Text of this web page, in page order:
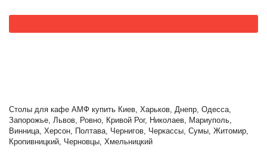
Столы для кафе АМФ купить Киев, Харьков, Днепр, Одесса,
Запорожье, Львов, Ровно, Кривой Рог, Николаев, Мариуполь,
Винница, Херсон, Полтава, Чернигов, Черкассы, Сумы, Житомир,
Кропивницкий, Черновцы, Хмельницкий